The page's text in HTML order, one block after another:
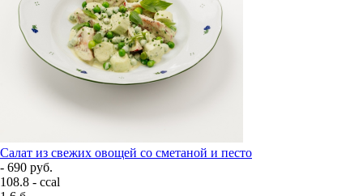
Салат из свежих овощей со сметаной и песто
- 690 руб.
108.8 - ccal